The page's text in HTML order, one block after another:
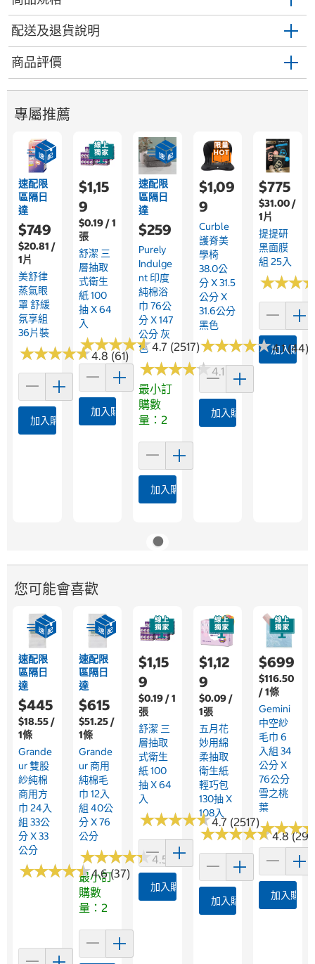
配送及退貨說明
商品評價
專屬推薦
速配限
區隔日
達
$749
$20.81 /
1片
美舒律
蒸氣眼
罩 舒緩
氛享組
36片裝
★★★★★
★★★★★4.8 (61)
加入購物車
$1,15
9
$0.19 / 1
張
舒潔 三
層抽取
式衛生
紙 100
抽 X 64
入
★★★★★
★★★★★4.7 (2517)
加入購物車
速配限
區隔日
達
$259
Purely
Indulge
Nt 印度
純棉浴
巾 76公
分 X 147
公分 灰
色
★★★★★
★★★★★4.1 (8)
最小訂
購數
量：2
加入購物車
$1,09
9
Curble
護脊美
學椅
38.0公
分 X 31.5
公分 X
31.6公分
黑色
★★★★★
★★★★★4.1 (44)
加入購物車
$775
$31.00 /
1片
提提研
黑面膜
組 25入
★★★
★★★
加入購物
您可能會喜歡
速配限
區隔日
達
$445
$18.55 /
1條
Grande
Ur 雙股
紗純棉
商用方
巾 24入
組 33公
分 X 33
公分
★★★★★
★★★★★4.6 (37)
速配限
區隔日
達
$615
$51.25 /
1條
Grande
Ur 商用
純棉毛
巾 12入
組 40公
分 X 76
公分
★★★★★
★★★★★4.5 (96)
最小訂
購數
量：2
$1,15
9
$0.19 / 1
張
舒潔 三
層抽取
式衛生
紙 100
抽 X 64
入
★★★★★
★★★★★4.7 (2517)
加入購物車
$1,12
9
$0.09 /
1張
五月花
妙用綿
柔抽取
衛生紙
輕巧包
130抽 X
108入
★★★★★
★★★★★4.8
加入購物車
$699
$116.50
/ 1條
Gemini
中空紗
毛巾 6
入組 34
公分 X
76公分
雪之桃
葉
★★★
★★★
加入購物